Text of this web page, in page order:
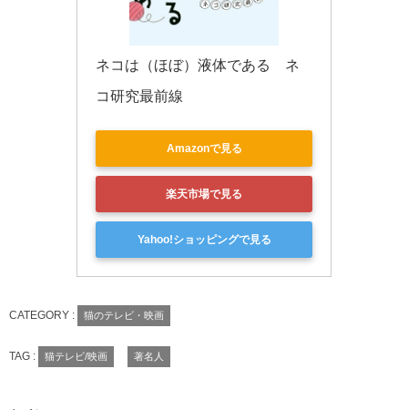
ネコは（ほぼ）液体である　ネ
コ研究最前線
Amazonで見る
楽天市場で見る
Yahoo!ショッピングで見る
CATEGORY : 猫のテレビ・映画
TAG : 猫テレビ/映画 著名人